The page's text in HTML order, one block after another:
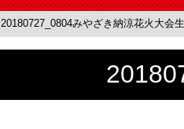
20180727_0804みやざき納涼花火大会